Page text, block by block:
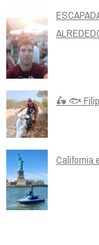
🛵 🐟
California